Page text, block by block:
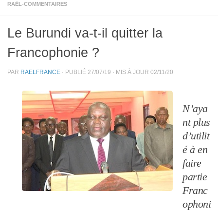
RAËL-COMMENTAIRES
Le Burundi va-t-il quitter la
Francophonie ?
PAR RAELFRANCE · PUBLIÉ 27/07/19 · MIS À JOUR 02/11/20
N’aya
nt plus
d’utilit
é à en
faire
partie
Franc
ophoni